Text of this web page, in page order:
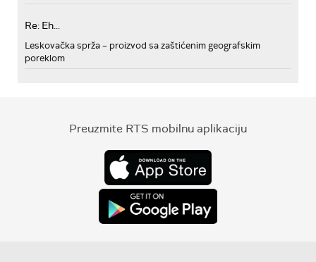
Re: Eh...
Leskovačka sprža – proizvod sa zaštićenim geografskim
poreklom
Preuzmite RTS mobilnu aplikaciju